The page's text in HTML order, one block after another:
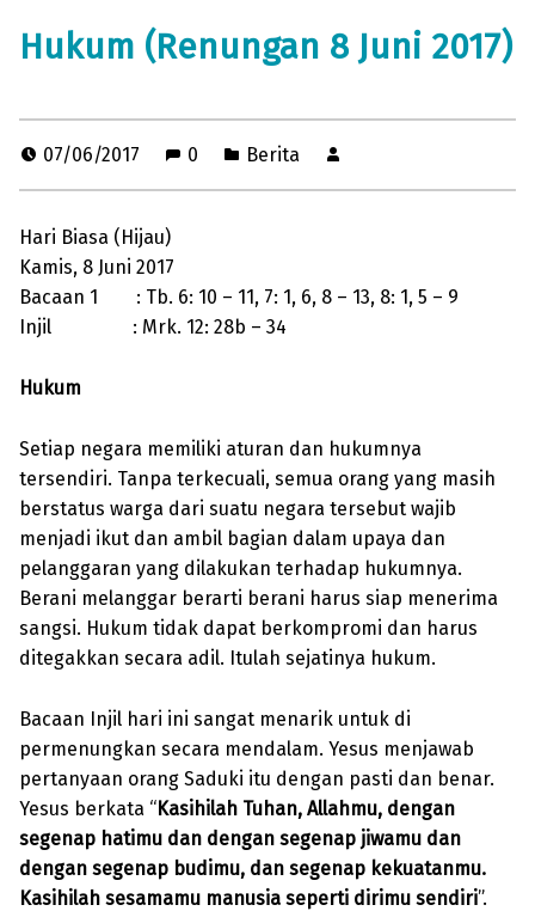
Hukum (Renungan 8 Juni 2017)
07/06/2017 0 Berita
Hari Biasa (Hijau)
Kamis, 8 Juni 2017
Bacaan 1 : Tb. 6: 10 – 11, 7: 1, 6, 8 – 13, 8: 1, 5 – 9
Injil : Mrk. 12: 28b – 34
Hukum
Setiap negara memiliki aturan dan hukumnya
tersendiri. Tanpa terkecuali, semua orang yang masih
berstatus warga dari suatu negara tersebut wajib
menjadi ikut dan ambil bagian dalam upaya dan
pelanggaran yang dilakukan terhadap hukumnya.
Berani melanggar berarti berani harus siap menerima
sangsi. Hukum tidak dapat berkompromi dan harus
ditegakkan secara adil. Itulah sejatinya hukum.
Bacaan Injil hari ini sangat menarik untuk di
permenungkan secara mendalam. Yesus menjawab
pertanyaan orang Saduki itu dengan pasti dan benar.
Yesus berkata “Kasihilah Tuhan, Allahmu, dengan
segenap hatimu dan dengan segenap jiwamu dan
dengan segenap budimu, dan segenap kekuatanmu.
Kasihilah sesamamu manusia seperti dirimu sendiri”.